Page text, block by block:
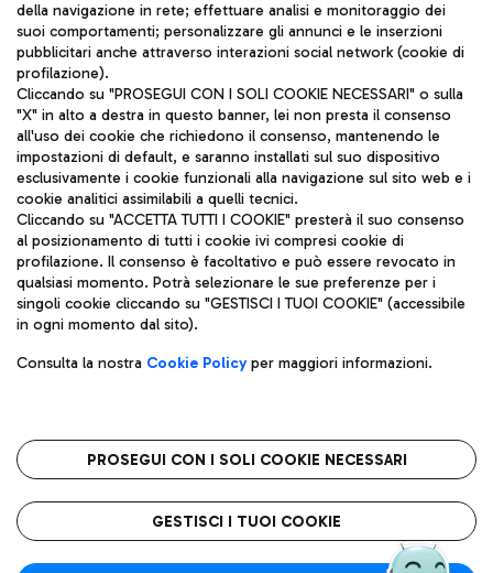
ITA
Aeroporti di Roma S.p.A. - Società soggetta a direzione e
coordinamento di Mundys S.p.A.
Codice fiscale e Registro delle Imprese di Roma 13032990155 P.
IVA 06572251004
Capitale sociale 62.224.743,00 int. vers.
Sede legale: Via Pier Paolo Racchetti 1 - 00054 Fiumicino (RM)
telefono +39 06 65951
Privacy policy
Note legali
Roma FCO
L'aeroporto stellato
della navigazione in rete; effettuare analisi e monitoraggio dei
suoi comportamenti; personalizzare gli annunci e le inserzioni
pubblicitari anche attraverso interazioni social network (cookie di
profilazione).
Cliccando su "PROSEGUI CON I SOLI COOKIE NECESSARI" o sulla
"X" in alto a destra in questo banner, lei non presta il consenso
all'uso dei cookie che richiedono il consenso, mantenendo le
impostazioni di default, e saranno installati sul suo dispositivo
esclusivamente i cookie funzionali alla navigazione sul sito web e i
cookie analitici assimilabili a quelli tecnici.
Cliccando su "ACCETTA TUTTI I COOKIE" presterà il suo consenso
al posizionamento di tutti i cookie ivi compresi cookie di
profilazione. Il consenso è facoltativo e può essere revocato in
qualsiasi momento. Potrà selezionare le sue preferenze per i
singoli cookie cliccando su "GESTISCI I TUOI COOKIE" (accessibile
in ogni momento dal sito).
Consulta la nostra Cookie Policyper maggiori informazioni.
PROSEGUI CON I SOLI COOKIE NECESSARI
GESTISCI I TUOI COOKIE